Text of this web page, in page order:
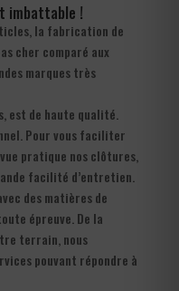
imbattable !
la fabrication de
cher comparé aux
marques très
est de haute qualité.
Pour vous faciliter
pratique nos clôtures,
facilité d’entretien.
des matières de
épreuve. De la
terrain, nous
pouvant répondre à